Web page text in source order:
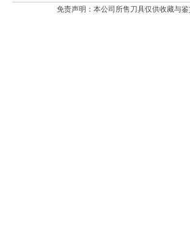
免责声明：本公司所售刀具仅供收藏与